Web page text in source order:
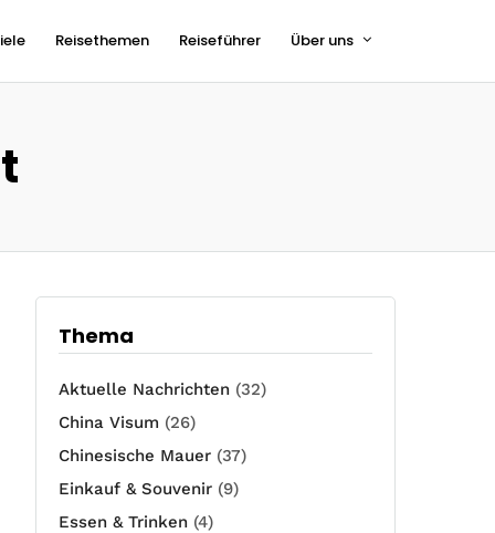
Reisethemen Reiseführer Über uns
Thema
Aktuelle Nachrichten (32)
China Visum (26)
Chinesische Mauer (37)
Einkauf & Souvenir (9)
Essen & Trinken (4)